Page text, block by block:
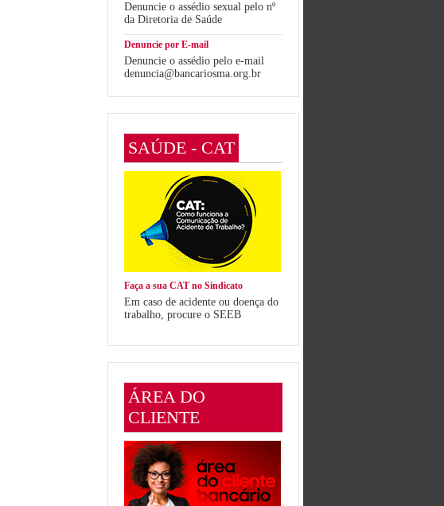
Denuncie o assédio sexual pelo nº
da Diretoria de Saúde
Denuncie por E-mail
Denuncie o assédio pelo e-mail
denuncia@bancariosma.org.br
SAÚDE - CAT
Faça a sua CAT no Sindicato
Em caso de acidente ou doença do
trabalho, procure o SEEB
ÁREA DO
CLIENTE